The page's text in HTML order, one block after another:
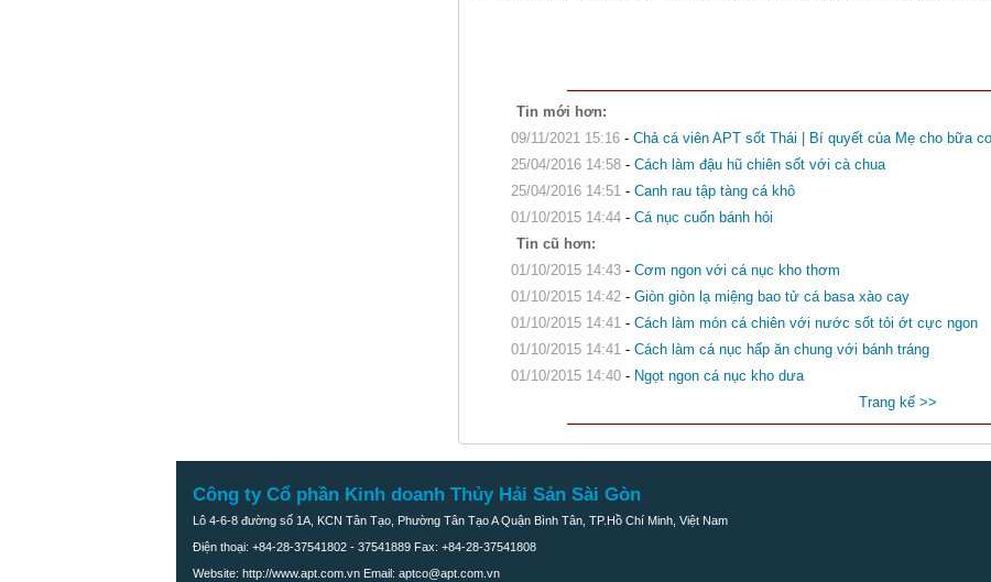
Tin mới hơn:
09/11/2021 15:16 -Chả cá viên APT sốt Thái | Bí quyết của Mẹ cho bữa
25/04/2016 14:58 -Cách làm đậu hũ chiên sốt với cà chua
25/04/2016 14:51 -Canh rau tập tàng cá khô
01/10/2015 14:44 -Cá nục cuốn bánh hỏi
Tin cũ hơn:
01/10/2015 14:43 -Cơm ngon với cá nục kho thơm
01/10/2015 14:42 -Giòn giòn lạ miệng bao tử cá basa xào cay
01/10/2015 14:41 -Cách làm món cá chiên với nước sốt tỏi ớt cực ngon
01/10/2015 14:41 -Cách làm cá nục hấp ăn chung với bánh tráng
01/10/2015 14:40 - Ngọt ngon cá nục kho dưa
Trang kế >>
Công ty Cổ phần Kinh doanh Thủy Hải Sản Sài Gòn
Lô 4-6-8 đường số 1A, KCN Tân Tạo, Phường Tân Tạo A Quận Bình Tân, TP.Hồ Chí Minh, Việt Nam
Điện thoại: +84-28-37541802 - 37541889 Fax: +84-28-37541808
Website: http://www.apt.com.vn Email: aptco@apt.com.vn